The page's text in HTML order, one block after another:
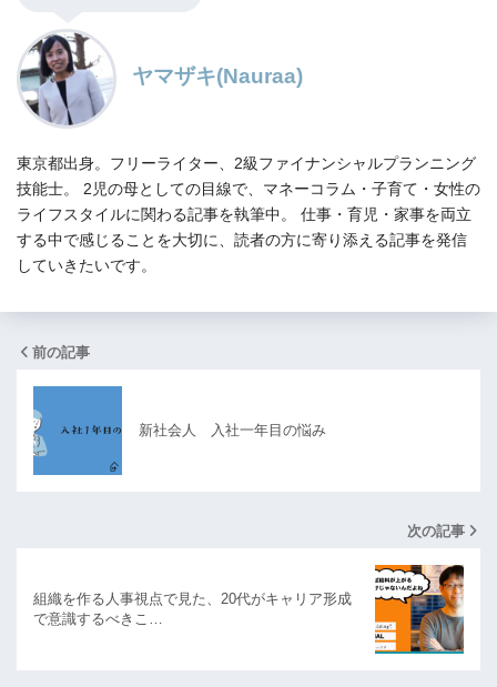
ヤマザキ(Nauraa)
東京都出身。フリーライター、2級ファイナンシャルプランニング
技能士。 2児の母としての目線で、マネーコラム・子育て・女性の
ライフスタイルに関わる記事を執筆中。 仕事・育児・家事を両立
する中で感じることを大切に、読者の方に寄り添える記事を発信
していきたいです。
前の記事
新社会人 入社一年目の悩み
次の記事
組織を作る人事視点で見た、20代がキャリア形成
で意識するべきこ…